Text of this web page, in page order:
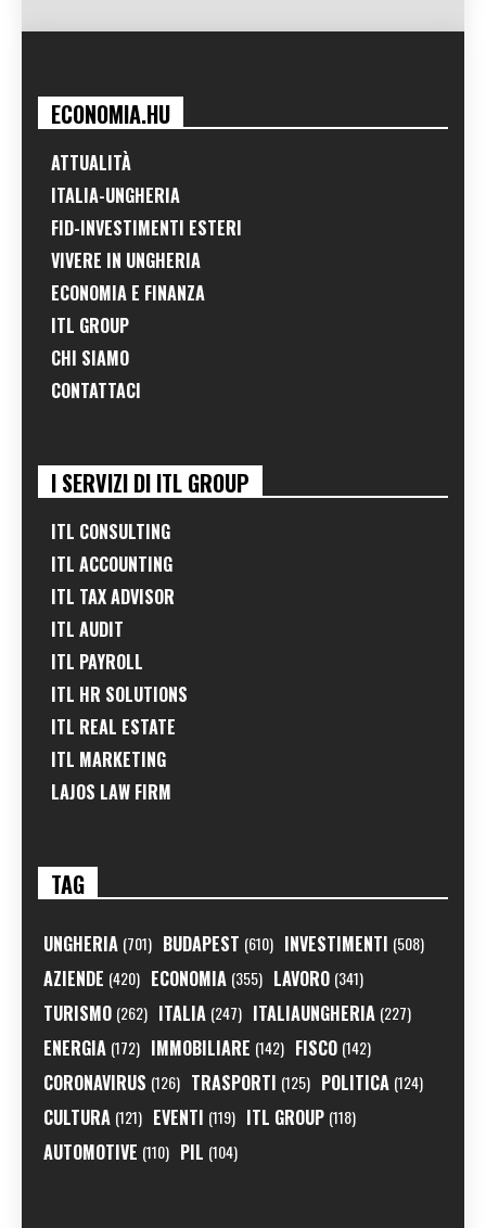
ECONOMIA.HU
ATTUALITÀ
ITALIA-UNGHERIA
FID-INVESTIMENTI ESTERI
VIVERE IN UNGHERIA
ECONOMIA E FINANZA
ITL GROUP
CHI SIAMO
CONTATTACI
I SERVIZI DI ITL GROUP
ITL CONSULTING
ITL ACCOUNTING
ITL TAX ADVISOR
ITL AUDIT
ITL PAYROLL
ITL HR SOLUTIONS
ITL REAL ESTATE
ITL MARKETING
LAJOS LAW FIRM
TAG
UNGHERIA (701) BUDAPEST (610) INVESTIMENTI (508)
AZIENDE (420) ECONOMIA (355) LAVORO (341)
TURISMO (262) ITALIA (247) ITALIAUNGHERIA (227)
ENERGIA (172) IMMOBILIARE (142) FISCO (142)
CORONAVIRUS (126) TRASPORTI (125) POLITICA (124)
CULTURA (121) EVENTI (119) ITL GROUP (118)
AUTOMOTIVE (110) PIL (104)